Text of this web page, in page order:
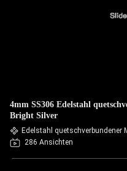
4mm SS306 Edelstahl
Bright Silver
Edelstahl quetschverbundener
286 Ansichten